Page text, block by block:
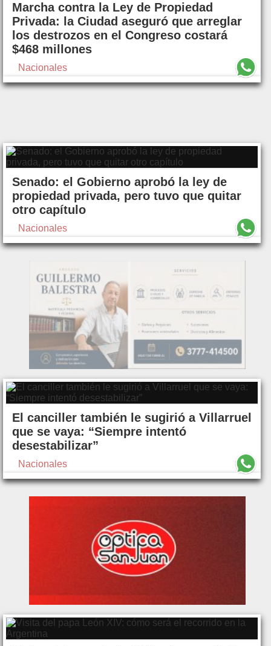
Marcha contra la Ley de Propiedad
Privada: la Ciudad aseguró que arreglar
los destrozos en el Congreso costará
$468 millones
Nacionales
Senado: el Gobierno aprobó la ley de
propiedad privada, pero tuvo que quitar
otro capítulo
Nacionales
El canciller también le sugirió a Villarruel
que se vaya: “Siempre intentó
desestabilizar”
Nacionales